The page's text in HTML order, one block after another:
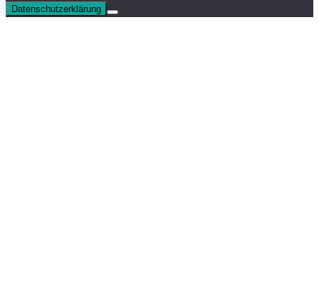
Datenschutzerklärung